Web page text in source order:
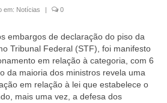
em: Notícias | 0
embargos de declaração do piso da
Tribunal Federal (STF), foi manifesto
em relação à categoria, com 6
da maioria dos ministros revela uma
em relação à lei que estabelece o
mais uma vez, a defesa dos